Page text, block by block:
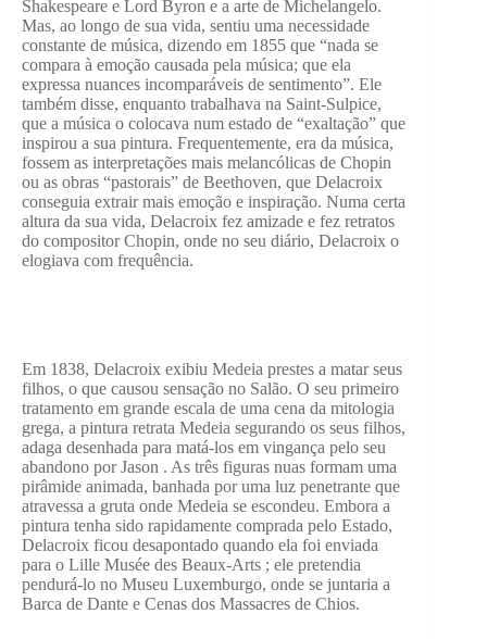
Shakespeare e Lord Byron e a arte de Michelangelo.
Mas, ao longo de sua vida, sentiu uma necessidade
constante de música, dizendo em 1855 que “nada se
compara à emoção causada pela música; que ela
expressa nuances incomparáveis ​​de sentimento”. Ele
também disse, enquanto trabalhava na Saint-Sulpice,
que a música o colocava num estado de “exaltação” que
inspirou a sua pintura. Frequentemente, era da música,
fossem as interpretações mais melancólicas de Chopin
ou as obras “pastorais” de Beethoven, que Delacroix
conseguia extrair mais emoção e inspiração. Numa certa
altura da sua vida, Delacroix fez amizade e fez retratos
do compositor Chopin, onde no seu diário, Delacroix o
elogiava com frequência.
Em 1838, Delacroix exibiu Medeia prestes a matar seus
filhos, o que causou sensação no Salão. O seu primeiro
tratamento em grande escala de uma cena da mitologia
grega, a pintura retrata Medeia segurando os seus filhos,
adaga desenhada para matá-los em vingança pelo seu
abandono por Jason . As três figuras nuas formam uma
pirâmide animada, banhada por uma luz penetrante que
atravessa a gruta onde Medeia se escondeu. Embora a
pintura tenha sido rapidamente comprada pelo Estado,
Delacroix ficou desapontado quando ela foi enviada
para o Lille Musée des Beaux-Arts ; ele pretendia
pendurá-lo no Museu Luxemburgo, onde se juntaria a
Barca de Dante e Cenas dos Massacres de Chios.